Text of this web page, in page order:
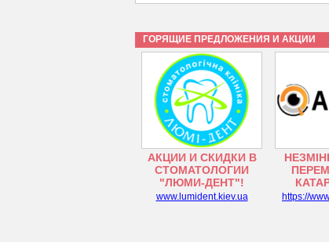
ГОРЯЩИЕ ПРЕДЛОЖЕНИЯ И АКЦИИ
АКЦИИ И СКИДКИ В
СТОМАТОЛОГИИ
"ЛЮМИ-ДЕНТ"!
www.lumident.kiev.ua https://